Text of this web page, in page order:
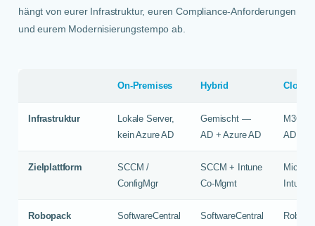
hängt von eurer Infrastruktur, euren Compliance-Anforderungen
und eurem Modernisierungstempo ab.
On-Premises Hybrid Cloud-
Infrastruktur
Lokale Server,
kein Azure AD
Gemischt —
AD + Azure AD
M365 /
AD
Zielplattform
SCCM /
ConfigMgr
SCCM + Intune
Co-Mgmt
Intune
Robopack
SoftwareCentral
SoftwareCentral